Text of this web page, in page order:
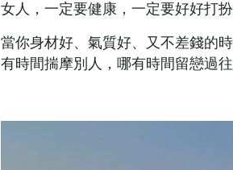
女人，一定要健康，一定要好好打
當你身材好、氣質好、又不差錢的
有時間揣摩別人，哪有時間留戀過往